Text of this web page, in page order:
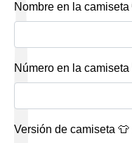
Nombre en la camiseta
Número en la camiseta
Versión de camiseta 👕